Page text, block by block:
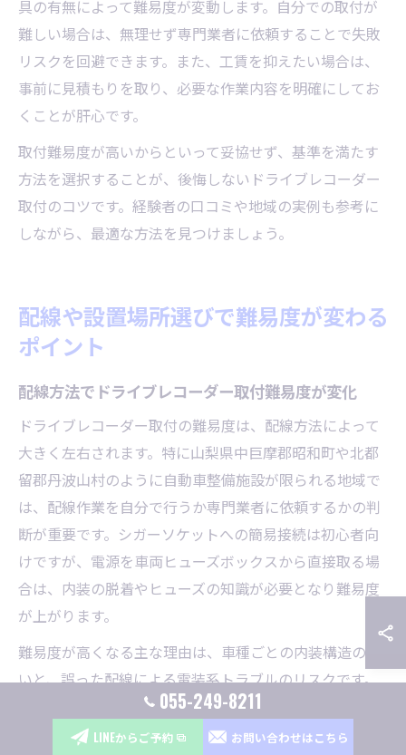
具の有無によって難易度が変動します。自分での取付が
難しい場合は、無理せず専門業者に依頼することで失敗
リスクを回避できます。また、工賃を抑えたい場合は、
事前に見積もりを取り、必要な作業内容を明確にしてお
くことが肝心です。
取付難易度が高いからといって妥協せず、基準を満たす
方法を選択することが、後悔しないドライブレコーダー
取付のコツです。経験者の口コミや地域の実例も参考に
しながら、最適な方法を見つけましょう。
配線や設置場所選びで難易度が変わる
ポイント
配線方法でドライブレコーダー取付難易度が変化
ドライブレコーダー取付の難易度は、配線方法によって
大きく左右されます。特に山梨県中巨摩郡昭和町や北都
留郡丹波山村のように自動車整備施設が限られる地域で
は、配線作業を自分で行うか専門業者に依頼するかの判
断が重要です。シガーソケットへの簡易接続は初心者向
けですが、電源を車両ヒューズボックスから直接取る場
合は、内装の脱着やヒューズの知識が必要となり難易度
が上がります。
難易度が高くなる主な理由は、車種ごとの内装構造の違
いと、誤った配線による電装系トラブルのリスクです。
例えば、配線が適切に隠せないと見た目が悪くなるだけ
でなく、安全面でも問題が発生します。自信のない場合
055-249-8211
LINEからご予約 お問い合わせはこちら